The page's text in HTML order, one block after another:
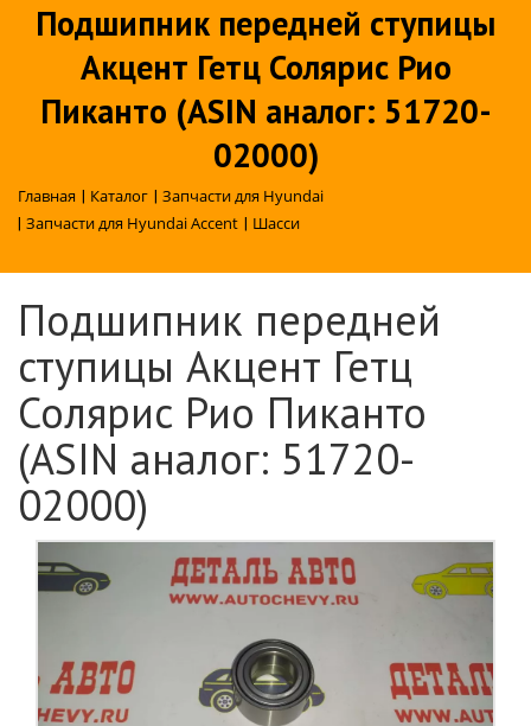
Подшипник передней ступицы
Акцент Гетц Солярис Рио
Пиканто (ASIN аналог: 51720-
02000)
Главная | Каталог | Запчасти для Hyundai
| Запчасти для Hyundai Accent | Шасси
Подшипник передней
ступицы Акцент Гетц
Солярис Рио Пиканто
(ASIN аналог: 51720-
02000)